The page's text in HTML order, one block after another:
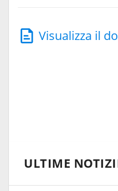
Visualizza il
ULTIME